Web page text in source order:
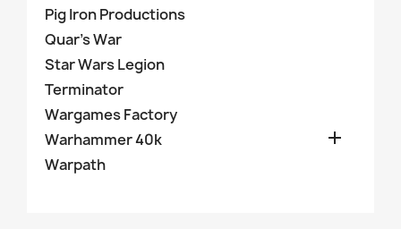
Pig Iron Productions
Quar's War
Star Wars Legion
Terminator
Wargames Factory
Warhammer 40k

Warpath